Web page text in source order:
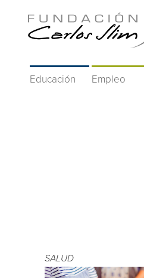
Educación Empleo
SALUD